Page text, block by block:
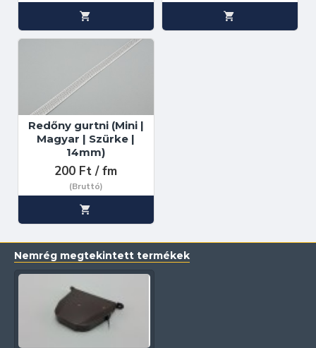
Redőny gurtni (Mini |
Magyar | Szürke |
14mm)
200 Ft / fm
(Bruttó)
Nemrég megtekintett termékek